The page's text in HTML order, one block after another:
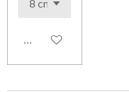
In winkelwagen